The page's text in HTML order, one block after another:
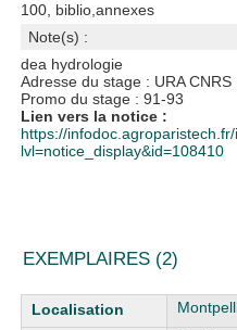
100, biblio,annexes
Note(s) :
dea hydrologie
Adresse du stage : URA
Promo du stage : 91-93
Lien vers la notice :
https://
lvl=notice_display&id=108410
EXEMPLAIRES (2)
Liste des exemplaires